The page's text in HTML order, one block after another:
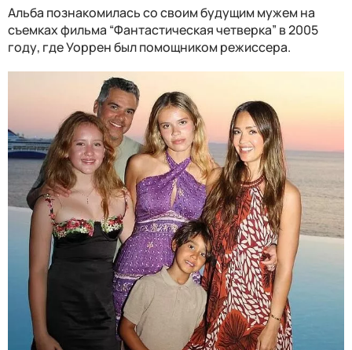
Альба познакомилась со своим будущим мужем на
съемках фильма “Фантастическая четверка” в 2005
году, где Уоррен был помощником режиссера.